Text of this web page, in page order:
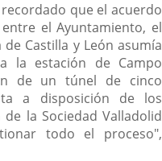
que el acuerdo
el Ayuntamiento, el
Castilla y León asumía
la estación de Campo
de un túnel de cinco
a disposición de los
la Sociedad Valladolid
todo el proceso",